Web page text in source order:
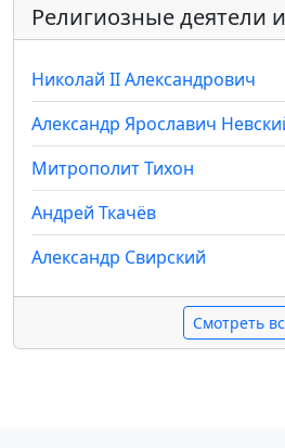
Религиозные деятели
Николай II Александрович
Александр Ярославич
Митрополит Тихон
Андрей Ткачёв
Александр Свирский
Смотреть